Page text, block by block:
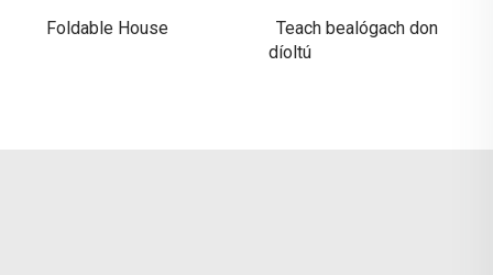
Foldable House
Teach bealógach don
díoltú